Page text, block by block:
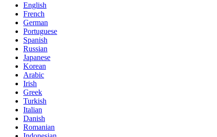
English
French
German
Portuguese
Spanish
Russian
Japanese
Korean
Arabic
Irish
Greek
Turkish
Italian
Danish
Romanian